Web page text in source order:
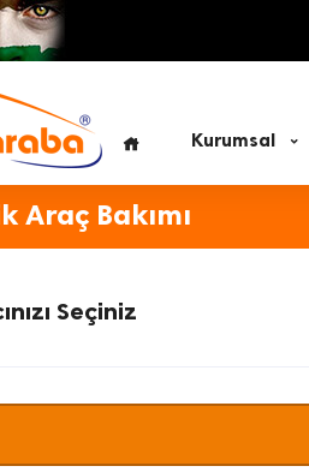
Kurumsal
Araç Bakımı
Seçiniz